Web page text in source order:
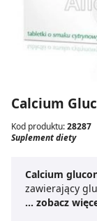
Calcium
Kod produktu:28287
Suplement diety
Calcium
zawierający
prawidłowego
... zobacz